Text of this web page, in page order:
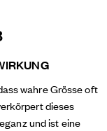
wahre Grösse oft
dieses
und ist eine